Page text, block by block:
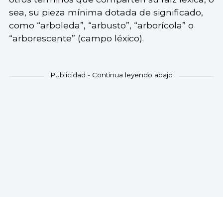
sea, su pieza mínima dotada de significado,
como “arboleda”, “arbusto”, “arborícola” o
“arborescente” (campo léxico).